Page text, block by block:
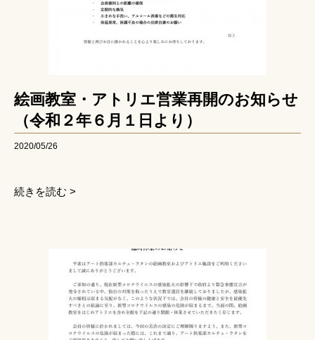
絵画教室・アトリエ営業再開のお知らせ
（令和２年６月１日より）
2020/05/26
続きを読む >